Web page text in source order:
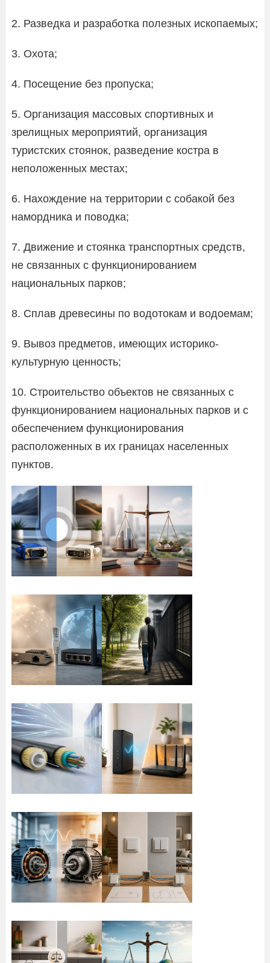
2. Разведка и разработка полезных ископаемых;
3. Охота;
4. Посещение без пропуска;
5. Организация массовых спортивных и
зрелищных мероприятий, организация
туристских стоянок, разведение костра в
неположенных местах;
6. Нахождение на территории с собакой без
намордника и поводка;
7. Движение и стоянка транспортных средств,
не связанных с функционированием
национальных парков;
8. Сплав древесины по водотокам и водоемам;
9. Вывоз предметов, имеющих историко-
культурную ценность;
10. Строительство объектов не связанных с
функционированием национальных парков и с
обеспечением функционирования
расположенных в их границах населенных
пунктов.